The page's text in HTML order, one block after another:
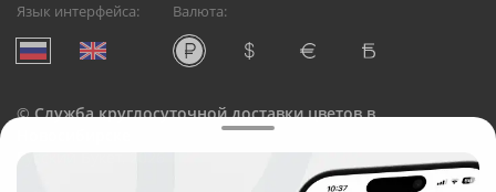
Язык интерфейса: Валюта:
©Служба круглосуточной доставки цветов в
Русский Букет, 2026